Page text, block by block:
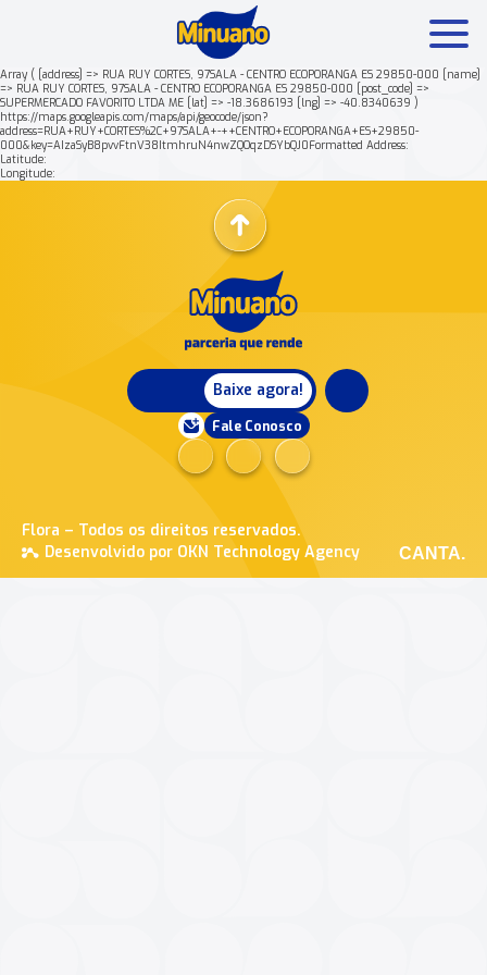
Array ( [address] => RUA RUY CORTES, 97SALA - CENTRO ECOPORANGA ES 29850-000 [name]
=> RUA RUY CORTES, 97SALA - CENTRO ECOPORANGA ES 29850-000 [post_code] =>
SUPERMERCADO FAVORITO LTDA ME [lat] => -18.3686193 [lng] => -40.8340639 )
https://maps.googleapis.com/maps/api/geocode/json?
address=RUA+RUY+CORTES%2C+97SALA+-++CENTRO+ECOPORANGA+ES+29850-
000&key=AIzaSyB8pvvFtnV38ItmhruN4nwZQOqzDSYbQJ0Formatted Address:
Latitude:
Longitude:
Baixe agora!
Fale Conosco
Flora – Todos os direitos reservados.
Desenvolvido por OKN Technology Agency
CANTA.
Mais buscados: Produtos Minuano Rende +
Nossa história